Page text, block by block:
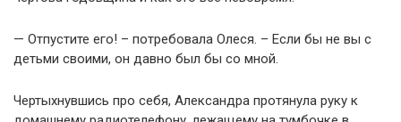
— Отпустите его! – потребовала Олеся. – Если бы не вы с
детьми своими, он давно был бы со мной.
Чертыхнувшись про себя, Александра протянула руку к